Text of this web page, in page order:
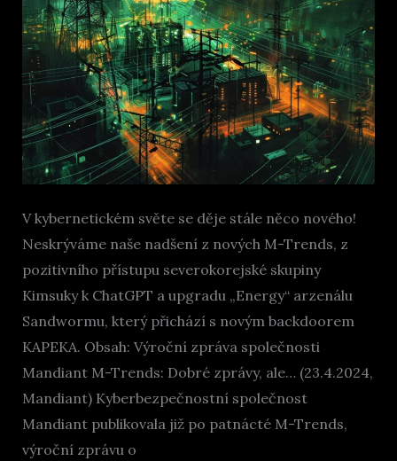
V kybernetickém světe se děje stále něco nového!
Neskrýváme naše nadšení z nových M-Trends, z
pozitivního přístupu severokorejské skupiny
Kimsuky k ChatGPT a upgradu „Energy“ arzenálu
Sandwormu, který přichází s novým backdoorem
KAPEKA. Obsah: Výroční zpráva společnosti
Mandiant M-Trends: Dobré zprávy, ale… (23.4.2024,
Mandiant) Kyberbezpečnostní společnost
Mandiant publikovala již po patnácté M-Trends,
výroční zprávu o